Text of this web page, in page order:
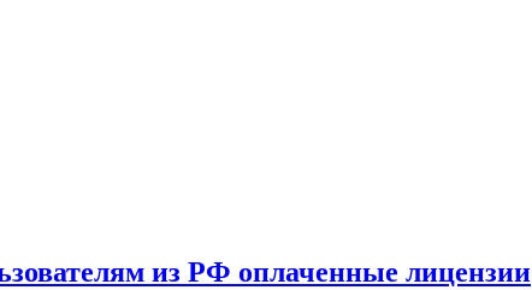
из РФ оплаченные лицензии